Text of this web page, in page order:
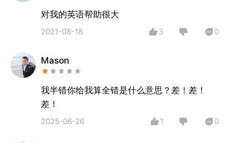
境，智能陪伴监督。
对我的英语帮助很大
2021-08-18 3 0
Mason
我半错你给我算全错是什么意思？差！差！
差！
2025-06-26 1 0